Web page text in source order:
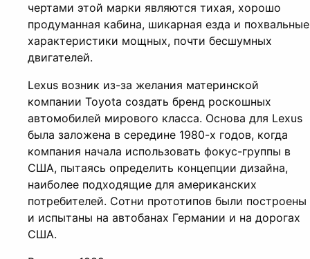
чертами этой марки являются тихая, хорошо
продуманная кабина, шикарная езда и похвальные
характеристики мощных, почти бесшумных
двигателей.
Lexus возник из-за желания материнской
компании Toyota создать бренд роскошных
автомобилей мирового класса. Основа для Lexus
была заложена в середине 1980-х годов, когда
компания начала использовать фокус-группы в
США, пытаясь определить концепции дизайна,
наиболее подходящие для американских
потребителей. Сотни прототипов были построены
и испытаны на автобанах Германии и на дорогах
США.